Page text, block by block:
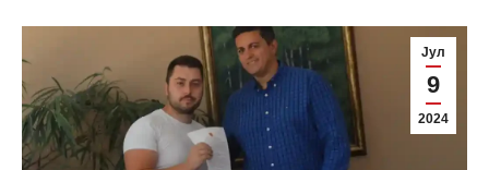
Јул
9
2024